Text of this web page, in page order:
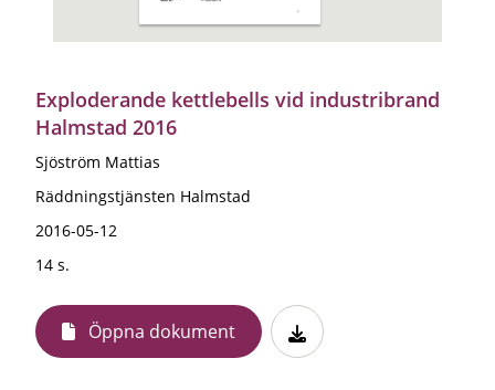
Exploderande kettlebells vid industribrand
Halmstad 2016
Sjöström Mattias
Räddningstjänsten Halmstad
2016-05-12
14 s.
Öppna dokument